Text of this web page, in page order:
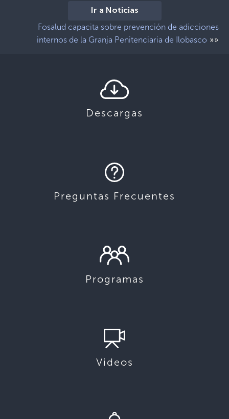
Ir a Noticias
Fosalud capacita sobre prevención de adicciones
internos de la Granja Penitenciaria de Ilobasco »»
Descargas
Preguntas Frecuentes
Programas
Videos